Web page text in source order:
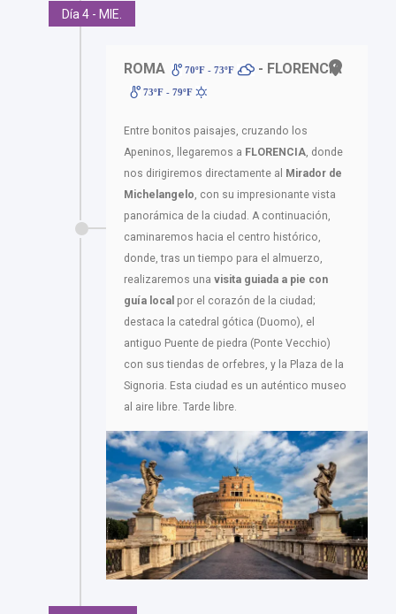
Día 4 - MIE.
ROMA 70ºF - 73ºF - FLORENCIA
73ºF - 79ºF
Entre bonitos paisajes, cruzando los
Apeninos, llegaremos a FLORENCIA , donde
nos dirigiremos directamente al Mirador de
Michelangelo , con su impresionante vista
panorámica de la ciudad. A continuación,
caminaremos hacia el centro histórico,
donde, tras un tiempo para el almuerzo,
realizaremos una visita guiada a pie con
guía local por el corazón de la ciudad;
destaca la catedral gótica (Duomo), el
antiguo Puente de piedra (Ponte Vecchio)
con sus tiendas de orfebres, y la Plaza de la
Signoria. Esta ciudad es un auténtico museo
al aire libre. Tarde libre.